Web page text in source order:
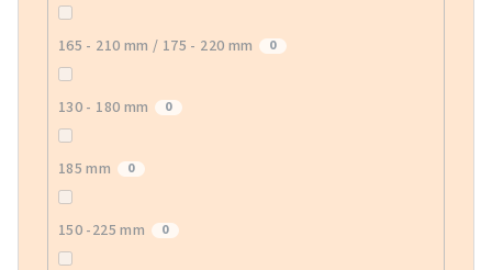
165 - 210 mm / 175 - 220 mm 0
130 - 180 mm 0
185 mm 0
150 -225 mm 0